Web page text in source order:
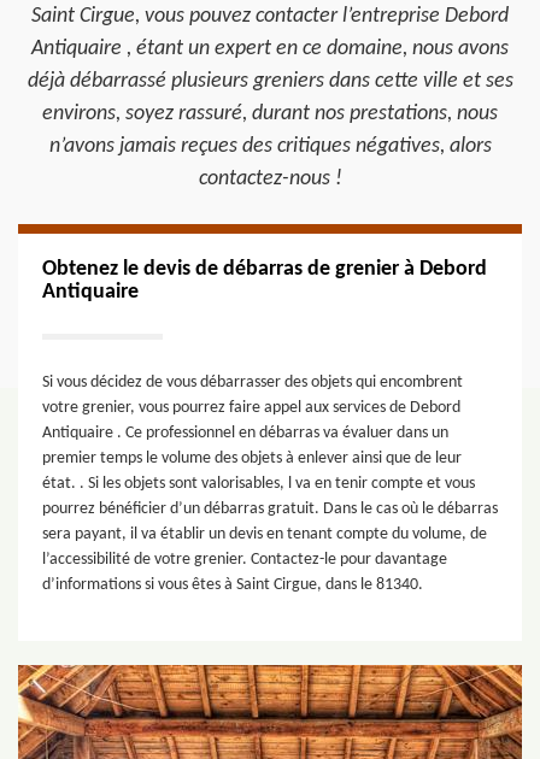
Saint Cirgue, vous pouvez contacter l’entreprise Debord
Antiquaire , étant un expert en ce domaine, nous avons
déjà débarrassé plusieurs greniers dans cette ville et ses
environs, soyez rassuré, durant nos prestations, nous
n’avons jamais reçues des critiques négatives, alors
contactez-nous !
Obtenez le devis de débarras de grenier à Debord
Antiquaire
Si vous décidez de vous débarrasser des objets qui encombrent
votre grenier, vous pourrez faire appel aux services de Debord
Antiquaire . Ce professionnel en débarras va évaluer dans un
premier temps le volume des objets à enlever ainsi que de leur
état. . Si les objets sont valorisables, l va en tenir compte et vous
pourrez bénéficier d’un débarras gratuit. Dans le cas où le débarras
sera payant, il va établir un devis en tenant compte du volume, de
l’accessibilité de votre grenier. Contactez-le pour davantage
d’informations si vous êtes à Saint Cirgue, dans le 81340.